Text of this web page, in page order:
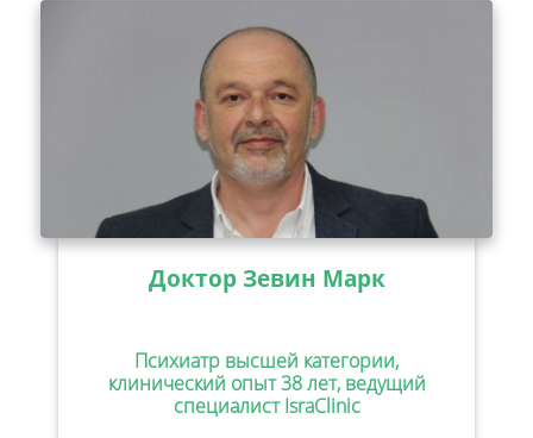
Доктор Зевин Марк
Психиатр высшей категории,
клинический опыт 38 лет, ведущий
специалист IsraClinic